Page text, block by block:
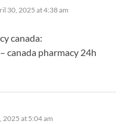
30, 2025 at 4:38 am
canada:
– canada pharmacy 24h
2025 at 5:04 am